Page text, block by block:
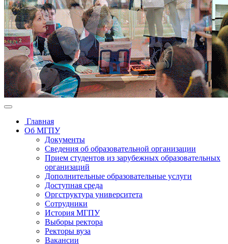
Главная
Об МГПУ
Документы
Сведения об образовательной организации
Прием студентов из зарубежных образовательных
организаций
Дополнительные образовательные услуги
Доступная среда
Оргструктура университета
Сотрудники
История МГПУ
Выборы ректора
Ректоры вуза
Вакансии